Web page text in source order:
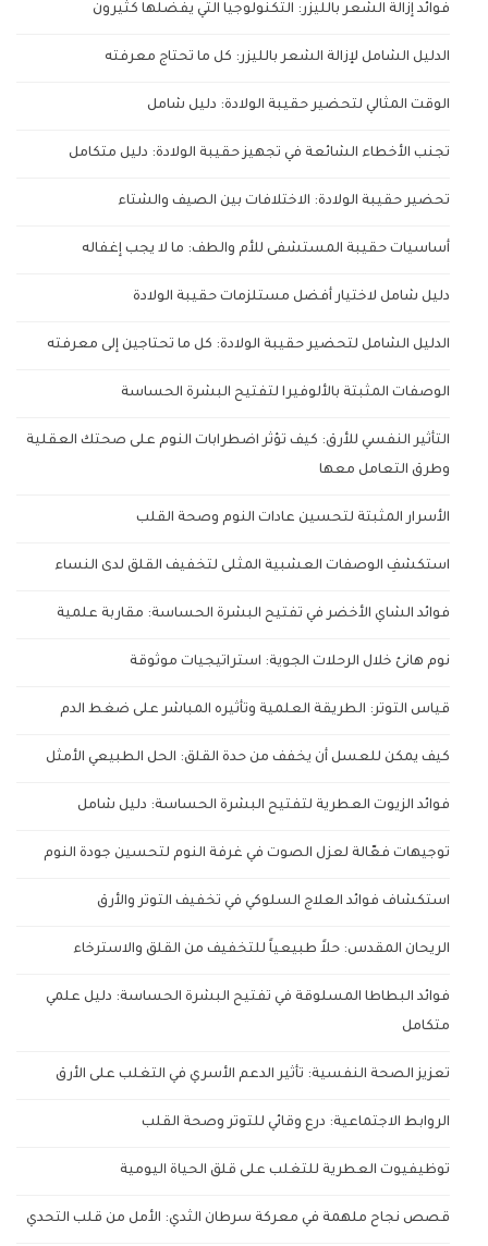
فوائد إزالة الشعر بالليزر: التكنولوجيا التي يفضلها كثيرون
الدليل الشامل لإزالة الشعر بالليزر: كل ما تحتاج معرفته
الوقت المثالي لتحضير حقيبة الولادة: دليل شامل
تجنب الأخطاء الشائعة في تجهيز حقيبة الولادة: دليل متكامل
تحضير حقيبة الولادة: الاختلافات بين الصيف والشتاء
أساسيات حقيبة المستشفى للأم والطف: ما لا يجب إغفاله
دليل شامل لاختيار أفضل مستلزمات حقيبة الولادة
الدليل الشامل لتحضير حقيبة الولادة: كل ما تحتاجين إلى معرفته
الوصفات المثبتة بالألوفيرا لتفتيح البشرة الحساسة
التأثير النفسي للأرق: كيف تؤثر اضطرابات النوم على صحتك العقلية
وطرق التعامل معها
الأسرار المثبتة لتحسين عادات النوم وصحة القلب
استكشفِ الوصفات العشبية المثلى لتخفيف القلق لدى النساء
فوائد الشاي الأخضر في تفتيح البشرة الحساسة: مقاربة علمية
نوم هانئ خلال الرحلات الجوية: استراتيجيات موثوقة
قياس التوتر: الطريقة العلمية وتأثيره المباشر على ضغط الدم
كيف يمكن للعسل أن يخفف من حدة القلق: الحل الطبيعي الأمثل
فوائد الزيوت العطرية لتفتيح البشرة الحساسة: دليل شامل
توجيهات فعّالة لعزل الصوت في غرفة النوم لتحسين جودة النوم
استكشاف فوائد العلاج السلوكي في تخفيف التوتر والأرق
الريحان المقدس: حلاً طبيعياً للتخفيف من القلق والاسترخاء
فوائد البطاطا المسلوقة في تفتيح البشرة الحساسة: دليل علمي
متكامل
تعزيز الصحة النفسية: تأثير الدعم الأسري في التغلب على الأرق
الروابط الاجتماعية: درع وقائي للتوتر وصحة القلب
توظيفيوت العطرية للتغلب على قلق الحياة اليومية
قصص نجاح ملهمة في معركة سرطان الثدي: الأمل من قلب التحدي